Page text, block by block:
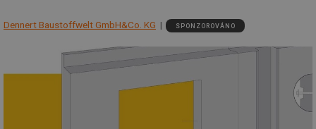
Dennert Baustoffwelt GmbH&Co. KG SPONZOROVÁNO